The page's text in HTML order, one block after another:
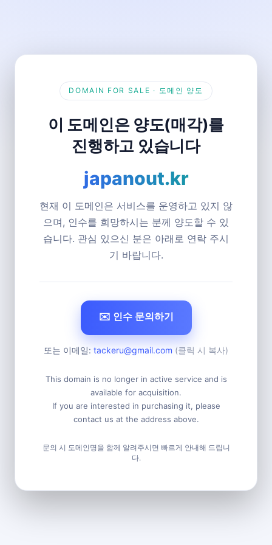
DOMAIN FOR SALE · 도메인 양도
이 도메인은 양도(매각)를
진행하고 있습니다
japanout.kr
현재 이 도메인은 서비스를 운영하고 있지 않
으며, 인수를 희망하시는 분께 양도할 수 있
습니다. 관심 있으신 분은 아래로 연락 주시
기 바랍니다.
✉️ 인수 문의하기
또는 이메일: tackeru@gmail.com (클릭 시 복사)
This domain is no longer in active service and is
available for acquisition.
If you are interested in purchasing it, please
contact us at the address above.
문의 시 도메인명을 함께 알려주시면 빠르게 안내해 드립니
다.